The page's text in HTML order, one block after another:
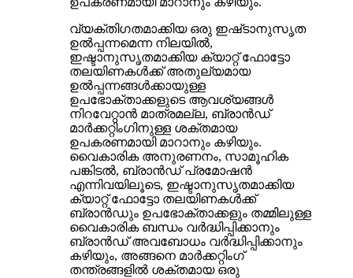
വ്യക്തിഗതമാക്കിയ ഒരു ഇഷ്‌ടാനുസൃത
ഉൽപ്പന്നമെന്ന നിലയിൽ,
ഇഷ്ടാനുസൃതമാക്കിയ ക്യാറ്റ് ഫോട്ടോ
തലയിണകൾക്ക് അതുല്യമായ
ഉൽപ്പന്നങ്ങൾക്കായുള്ള
ഉപഭോക്താക്കളുടെ ആവശ്യങ്ങൾ
നിറവേറ്റാൻ മാത്രമല്ല, ബ്രാൻഡ്
മാർക്കറ്റിംഗിനുള്ള ശക്തമായ
ഉപകരണമായി മാറാനും കഴിയും.
വൈകാരിക അനുരണനം, സാമൂഹിക
പങ്കിടൽ, ബ്രാൻഡ് പ്രമോഷൻ
എന്നിവയിലൂടെ, ഇഷ്ടാനുസൃതമാക്കിയ
ക്യാറ്റ് ഫോട്ടോ തലയിണകൾക്ക്
ബ്രാൻഡും ഉപഭോക്താക്കളും തമ്മിലുള്ള
വൈകാരിക ബന്ധം വർദ്ധിപ്പിക്കാനും
ബ്രാൻഡ് അവബോധം വർദ്ധിപ്പിക്കാനും
കഴിയും, അങ്ങനെ മാർക്കറ്റിംഗ്
തന്ത്രങ്ങളിൽ ശക്തമായ ഒരു